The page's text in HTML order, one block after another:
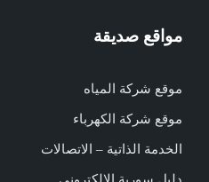
مواقع صديقة
موقع شركة المياه
موقع شركة الكهرباء
الخدمة الذاتية – الاتصالات